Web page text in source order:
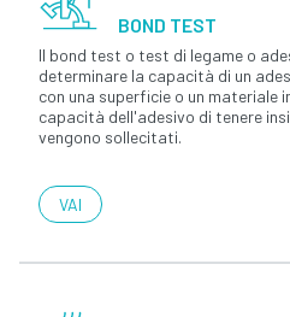
BOND TEST
Il bond test o test di legame o
determinare la capacità di un
con una superficie o un materiale
capacità dell'adesivo di tenere
vengono sollecitati.
VAI